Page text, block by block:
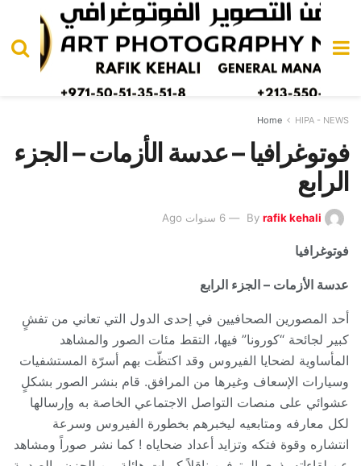
Home HIPA - NEWS
فوتوغرافيا – عدسة الأزمات – الجزء
الرابع
By rafik kehali 6 سنوات Ago
فوتوغرافيا
عدسة الأزمات – الجزء الرابع
أحد المصورين الصحافيين في إحدى الدول التي تعاني من تفشٍ
كبير لجائحة “كورونا” فيها، التقط مئات الصور والمشاهد
المأساوية لضحايا الفيروس وقد اكتظّت بهم أسرّة المستشفيات
وسيارات الإسعاف وغيرها من المرافق. قام بنشر الصور بشكلٍ
عشوائي على منصات التواصل الاجتماعي الخاصة به وإرسالها
لكل معارفه ومتابعيه ليخبرهم بخطورة الفيروس وسرعة
انتشاره وقوة فتكه وتزايد أعداد ضحاياه ! كما نشر صوراً ومشاهد